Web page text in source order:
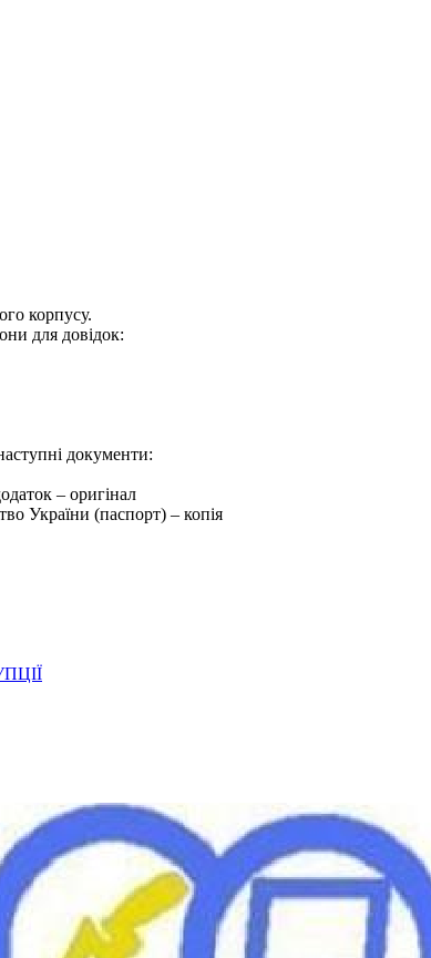
корпусу.
для довідок:
документи:
– оригінал
України (паспорт) – копія